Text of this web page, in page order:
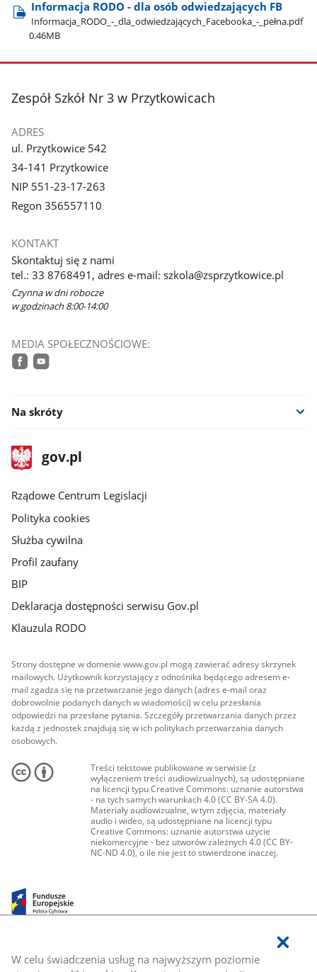
W celu świadczenia usług na najwyższym poziomie
Informacja RODO - dla osób odwiedzających FB
Informacja​_RODO​_-​_dla​_odwiedzających​_Facebooka​_-​_pełna.pdf
0.46MB
stopka
Zespół Szkół Nr 3 w Przytkowicach
ADRES
ul. Przytkowice 542
34-141 Przytkowice
NIP 551-23-17-263
Regon 356557110
KONTAKT
Skontaktuj się z nami
tel.: 33 8768491, adres e-mail: szkola@zsprzytkowice.pl
Czynna w dni robocze
w godzinach 8:00-14:00
MEDIA SPOŁECZNOŚCIOWE:
Na skróty
stopka
gov.plStrona
gov.pl
Rządowe Centrum Legislacji
Polityka cookies
Służba cywilna
Profil zaufany
BIP
Deklaracja dostępności serwisu Gov.pl
Klauzula RODO
Strony dostępne w domenie www.gov.pl mogą zawierać adresy skrzynek
mailowych. Użytkownik korzystający z odnośnika będącego adresem e-
mail zgadza się na przetwarzanie jego danych (adres e-mail oraz
dobrowolnie podanych danych w wiadomości) w celu przesłania
odpowiedzi na przesłane pytania. Szczegóły przetwarzania danych przez
każdą z jednostek znajdują się w ich politykach przetwarzania danych
osobowych.
Treści tekstowe publikowane w serwisie (z
wyłączeniem treści audiowizualnych), są udostępniane
na licencji typu Creative Commons: uznanie autorstwa
- na tych samych warunkach 4.0 (CC BY-SA 4.0).
Materiały audiowizualne, w tym zdjęcia, materiały
audio i wideo, są udostępniane na licencji typu
Creative Commons: uznanie autorstwa użycie
niekomercyjne - bez utworów zależnych 4.0 (CC BY-
NC-ND 4.0), o ile nie jest to stwierdzone inaczej.